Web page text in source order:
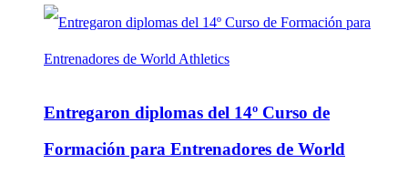
Entregaron diplomas del 14º Curso de
Formación para Entrenadores de World